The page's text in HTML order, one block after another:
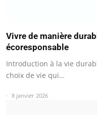
Vivre de manière
écoresponsable
Introduction à la vie
choix de vie qui…
8 janvier 2026